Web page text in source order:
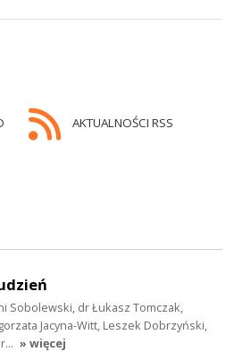
AKTUALNOŚCI RSS
Sobolewski, dr Łukasz Tomczak,
Jacyna-Witt, Leszek Dobrzyński,
» więcej